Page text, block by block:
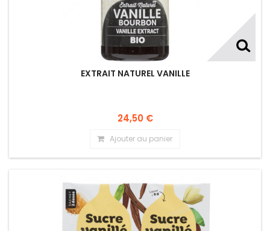
EXTRAIT NATUREL VANILLE
24,50 €
Ajouter au panier